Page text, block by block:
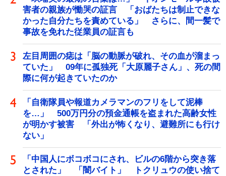
害者の親族が慟哭の証言 「おばたちは制止できな
かった自分たちを責めている」 さらに、間一髪で
事故を免れた従業員の証言も
左目周囲の痣は「脳の動脈が破れ、その血が溜まっ
ていた」 09年に孤独死「大原麗子さん」、死の間
際に何が起きていたのか
「自衛隊員や報道カメラマンのフリをして泥棒
を…」 500万円分の預金通帳を盗まれた高齢女性
が明かす被害 「外出が怖くなり、避難所にも行け
ない」
「中国人にボコボコにされ、ビルの6階から突き落
とされた」 「闇バイト」 トクリュウの使い捨て